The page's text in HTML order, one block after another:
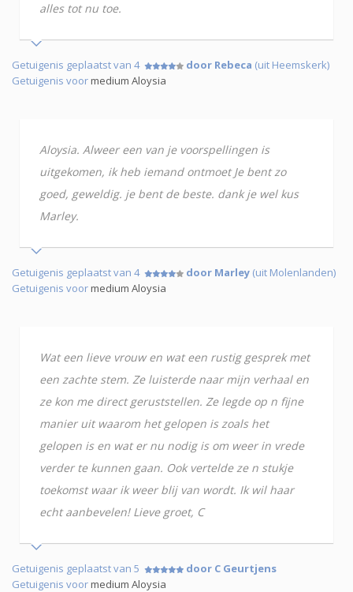
alles tot nu toe.
Getuigenis geplaatst van 4 door Rebeca (uit Heemskerk)
Getuigenis voormedium Aloysia
Aloysia. Alweer een van je voorspellingen is
uitgekomen, ik heb iemand ontmoet Je bent zo
goed, geweldig. je bent de beste. dank je wel kus
Marley.
Getuigenis geplaatst van 4 door Marley (uit Molenlanden)
Getuigenis voormedium Aloysia
Wat een lieve vrouw en wat een rustig gesprek met
een zachte stem. Ze luisterde naar mijn verhaal en
ze kon me direct geruststellen. Ze legde op n fijne
manier uit waarom het gelopen is zoals het
gelopen is en wat er nu nodig is om weer in vrede
verder te kunnen gaan. Ook vertelde ze n stukje
toekomst waar ik weer blij van wordt. Ik wil haar
echt aanbevelen! Lieve groet, C
Getuigenis geplaatst van 5
door C Geurtjens
Getuigenis voormedium Aloysia